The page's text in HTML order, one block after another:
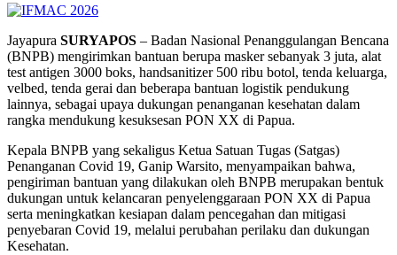
Jayapura SURYAPOS – Badan Nasional Penanggulangan Bencana
(BNPB) mengirimkan bantuan berupa masker sebanyak 3 juta, alat
test antigen 3000 boks, handsanitizer 500 ribu botol, tenda keluarga,
velbed, tenda gerai dan beberapa bantuan logistik pendukung
lainnya, sebagai upaya dukungan penanganan kesehatan dalam
rangka mendukung kesuksesan PON XX di Papua.
Kepala BNPB yang sekaligus Ketua Satuan Tugas (Satgas)
Penanganan Covid 19, Ganip Warsito, menyampaikan bahwa,
pengiriman bantuan yang dilakukan oleh BNPB merupakan bentuk
dukungan untuk kelancaran penyelenggaraan PON XX di Papua
serta meningkatkan kesiapan dalam pencegahan dan mitigasi
penyebaran Covid 19, melalui perubahan perilaku dan dukungan
Kesehatan.